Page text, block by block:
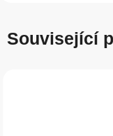
Související